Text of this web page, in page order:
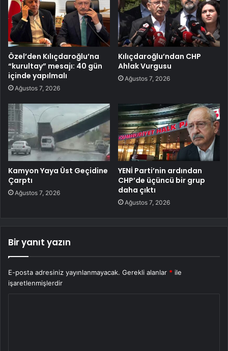
Özel’den Kılıçdaroğlu’na
“kurultay” mesajı: 40 gün
içinde yapılmalı
Ağustos 7, 2026
Kılıçdaroğlu’ndan CHP
Ahlak Vurgusu
Ağustos 7, 2026
Kamyon Yaya Üst Geçidine
Çarptı
Ağustos 7, 2026
YENİ Parti’nin ardından
CHP’de üçüncü bir grup
daha çıktı
Ağustos 7, 2026
Bir yanıt yazın
E-posta adresiniz yayınlanmayacak. Gerekli alanlar * ile
işaretlenmişlerdir